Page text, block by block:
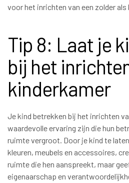
voor het inrichten van een zolder als
Tip 8: Laat je
bij het
kinderkamer
Je kind betrekken bij het inrichten
waardevolle ervaring zijn die hun
ruimte vergroot. Door je kind te
kleuren, meubels en accessoires,
ruimte die hen aanspreekt, maar
eigenaarschap en